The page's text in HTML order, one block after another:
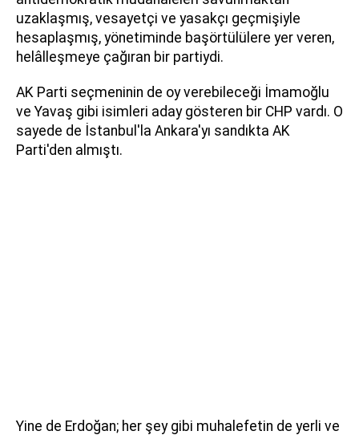
uzaklaşmış, vesayetçi ve yasakçı geçmişiyle
hesaplaşmış, yönetiminde başörtülülere yer veren,
helâlleşmeye çağıran bir partiydi.
AK Parti seçmeninin de oy verebileceği İmamoğlu
ve Yavaş gibi isimleri aday gösteren bir CHP vardı. O
sayede de İstanbul'la Ankara'yı sandıkta AK
Parti'den almıştı.
Yine de Erdoğan; her şey gibi muhalefetin de yerli ve